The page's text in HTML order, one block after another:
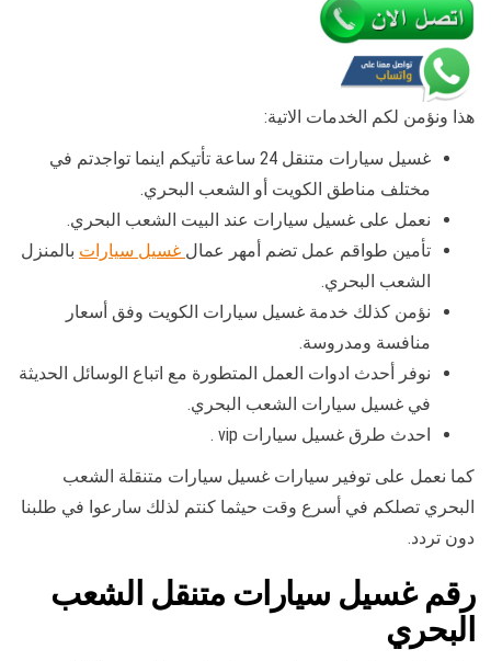
هذا ونؤمن لكم الخدمات الاتية:
غسيل سيارات متنقل 24 ساعة تأتيكم اينما تواجدتم في
مختلف مناطق الكويت أو الشعب البحري.
نعمل على غسيل سيارات عند البيت الشعب البحري.
تأمين طواقم عمل تضم أمهر عمال غسيل سيارات بالمنزل
الشعب البحري.
نؤمن كذلك خدمة غسيل سيارات الكويت وفق أسعار
منافسة ومدروسة.
نوفر أحدث ادوات العمل المتطورة مع اتباع الوسائل الحديثة
في غسيل سيارات الشعب البحري.
احدث طرق غسيل سيارات vip .
كما نعمل على توفير سيارات غسيل سيارات متنقلة الشعب
البحري تصلكم في أسرع وقت حيثما كنتم لذلك سارعوا في طلبنا
دون تردد.
رقم غسيل سيارات متنقل الشعب
البحري